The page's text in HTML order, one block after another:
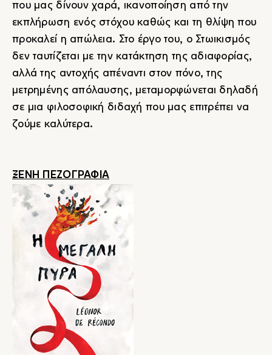
που μας δίνουν χαρά, ικανοποίηση από την
εκπλήρωση ενός στόχου καθώς και τη θλίψη που
προκαλεί η απώλεια. Στο έργο του, ο Στωικισμός
δεν ταυτίζεται με την κατάκτηση της αδιαφορίας,
αλλά της αντοχής απέναντι στον πόνο, της
μετρημένης απόλαυσης, μεταμορφώνεται δηλαδή
σε μια φιλοσοφική διδαχή που μας επιτρέπει να
ζούμε καλύτερα.
ΞΕΝΗ ΠΕΖΟΓΡΑΦΙΑ